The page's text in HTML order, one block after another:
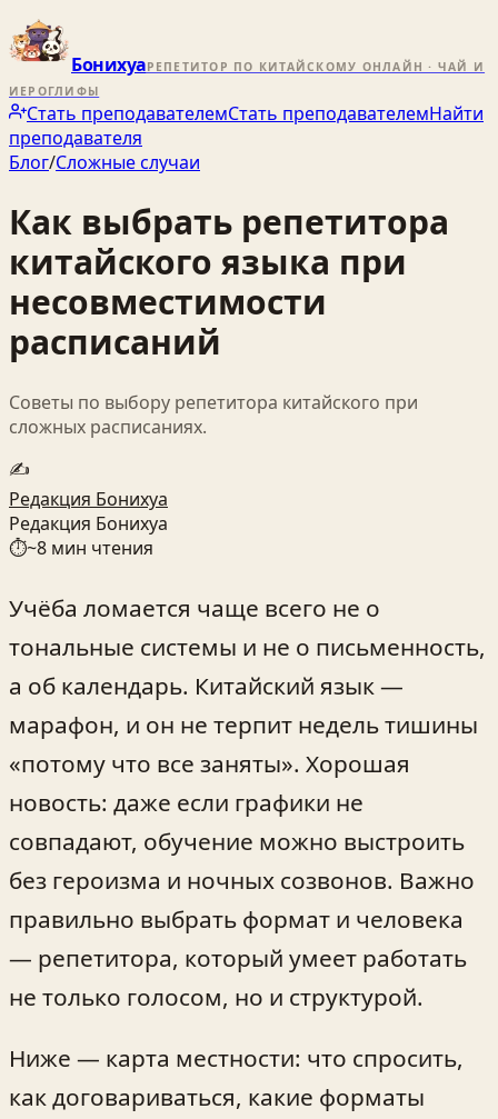
БонихуаРЕПЕТИТОР ПО КИТАЙСКОМУ ОНЛАЙН · ЧАЙ И
ИЕРОГЛИФЫ
Стать преподавателемСтать преподавателемНайти
преподавателя
Блог/Сложные случаи
Как выбрать репетитора
китайского языка при
несовместимости
расписаний
Советы по выбору репетитора китайского при
сложных расписаниях.
✍️
Редакция Бонихуа
Редакция Бонихуа
⏱~8 мин чтения
Учёба ломается чаще всего не о
тональные системы и не о письменность,
а об календарь. Китайский язык —
марафон, и он не терпит недель тишины
«потому что все заняты». Хорошая
новость: даже если графики не
совпадают, обучение можно выстроить
без героизма и ночных созвонов. Важно
правильно выбрать формат и человека
— репетитора, который умеет работать
не только голосом, но и структурой.
Ниже — карта местности: что спросить,
как договариваться, какие форматы